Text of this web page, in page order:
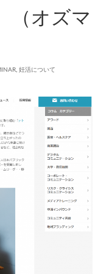
（オズマ
, 妊活について